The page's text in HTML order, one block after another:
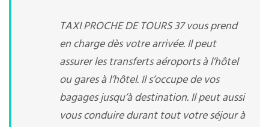
TAXI PROCHE DE TOURS 37 vous prend
en charge dès votre arrivée. Il peut
assurer les transferts aéroports à l’hôtel
ou gares à l’hôtel. Il s’occupe de vos
bagages jusqu’à destination. Il peut aussi
vous conduire durant tout votre séjour à